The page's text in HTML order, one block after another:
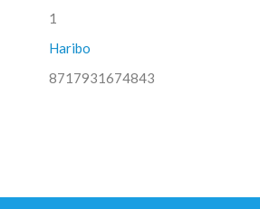
1
Haribo
8717931674843